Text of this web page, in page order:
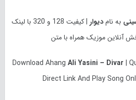
به نامدیوار
| کیفیت 128 و 320 با لینک
آنلاین موزیک همراه با متن
Download Ahang Ali Yasini – Divar |
Direct Link And Play Song